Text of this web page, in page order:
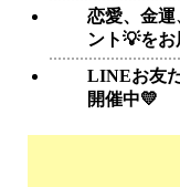
恋愛、金
ント💡をお
LINEお友
開催中💛